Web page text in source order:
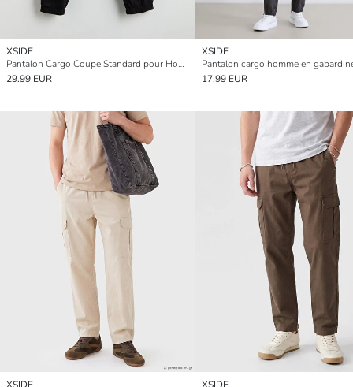
XSIDE
Pantalon Cargo Coupe Standard pour Hommes
29.99 EUR
XSIDE
17.99 EUR
XSIDE XSIDE